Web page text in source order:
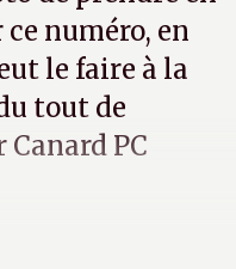
numéro, en
le faire à la
tout de
Canard PC